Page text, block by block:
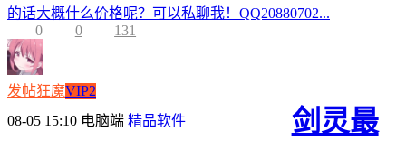
的话大概什么价格呢？可以私聊我！QQ20880702...
0
0 131
发帖狂魔VIP2
08-05 15:10 电脑端 精品软件
剑灵最